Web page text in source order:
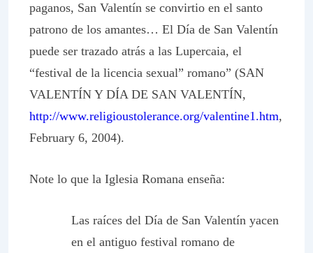
paganos, San Valentín se convirtio en el santo
patrono de los amantes… El Día de San Valentín
puede ser trazado atrás a las Lupercaia, el
“festival de la licencia sexual” romano” (SAN
VALENTÍN Y DÍA DE SAN VALENTÍN,
http://www.religioustolerance.org/valentine1.htm,
February 6, 2004).
Note lo que la Iglesia Romana enseña:
Las raíces del Día de San Valentín yacen
en el antiguo festival romano de